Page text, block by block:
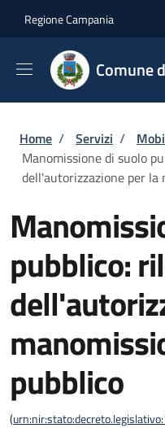
Regione Campania
Comune
Briciole di
Home / Servizi /
Manomissione di suolo
dell'autorizzazione per la
pubblico:
pubblico
(